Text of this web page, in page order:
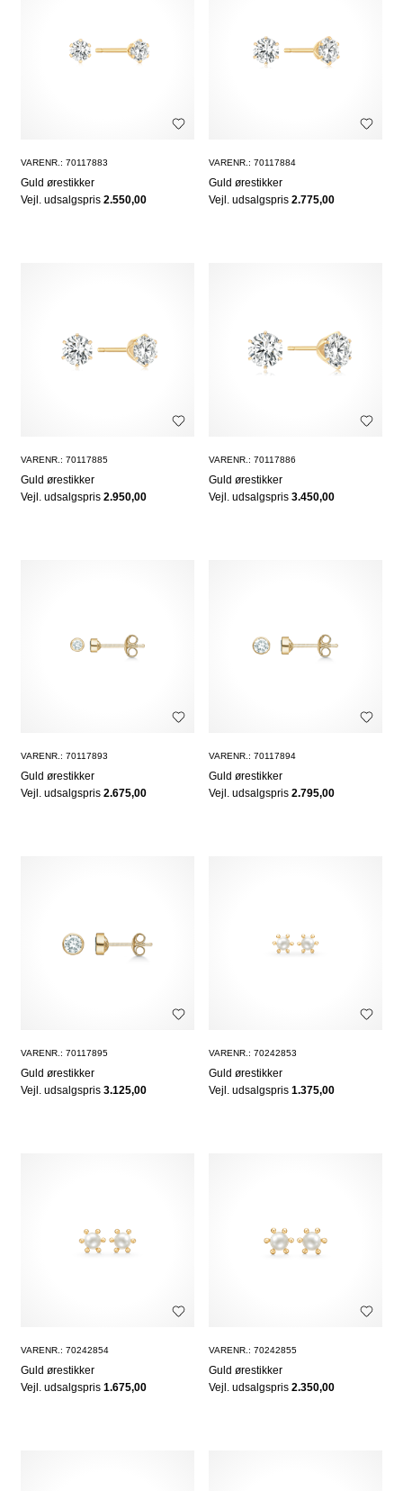
VARENR.: 70117883
Guld ørestikker
Vejl. udsalgspris 2.550,00
VARENR.: 70117884
Guld ørestikker
Vejl. udsalgspris2.775,00
VARENR.: 70117885
Guld ørestikker
Vejl. udsalgspris 2.950,00
VARENR.: 70117886
Guld ørestikker
Vejl. udsalgspris3.450,00
VARENR.: 70117893
Guld ørestikker
Vejl. udsalgspris 2.675,00
VARENR.: 70117894
Guld ørestikker
Vejl. udsalgspris2.795,00
VARENR.: 70117895
Guld ørestikker
Vejl. udsalgspris 3.125,00
VARENR.: 70242853
Guld ørestikker
Vejl. udsalgspris1.375,00
VARENR.: 70242854
Guld ørestikker
Vejl. udsalgspris 1.675,00
VARENR.: 70242855
Guld ørestikker
Vejl. udsalgspris2.350,00